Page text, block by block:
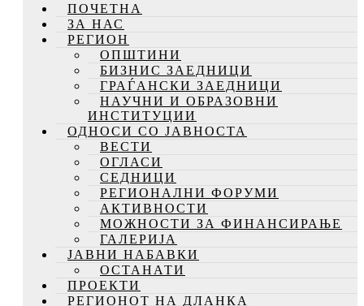
ПОЧЕТНА
ЗА НАС
РЕГИОН
ОПШТИНИ
БИЗНИС ЗАЕДНИЦИ
ГРАЃАНСКИ ЗАЕДНИЦИ
НАУЧНИ И ОБРАЗОВНИ
ИНСТИТУЦИИ
ОДНОСИ СО ЈАВНОСТА
ВЕСТИ
ОГЛАСИ
СЕДНИЦИ
РЕГИОНАЛНИ ФОРУМИ
АКТИВНОСТИ
МОЖНОСТИ ЗА ФИНАНСИРАЊЕ
ГАЛЕРИЈА
ЈАВНИ НАБАВКИ
ОСТАНАТИ
ПРОЕКТИ
РЕГИОНОТ НА ДЛАНКА